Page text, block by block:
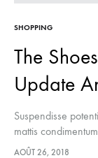
SHOPPING
The
Update
Suspendisse
mattis
lectus euismod
AOÛT 26, 2018